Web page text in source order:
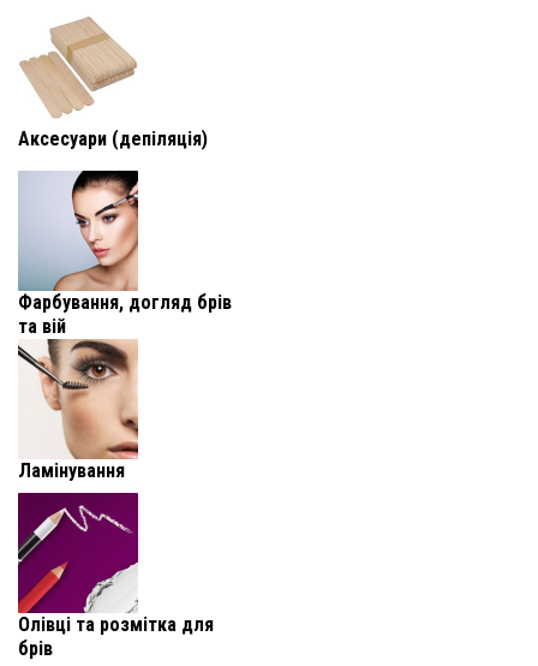
Аксесуари (депіляція)
Фарбування, догляд брів
та вій
Ламінування
Олівці та розмітка для
брів